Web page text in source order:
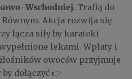
Wschodniej. Trafią do
Akcja rozwija się
łącza siły by karateki
lekami. Wpłaty i
owoców przyjmuje
dołączyć 👉